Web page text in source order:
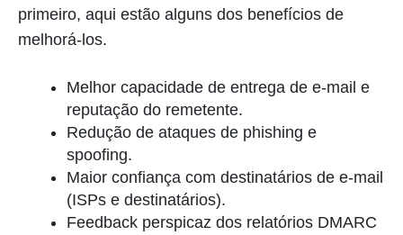
primeiro, aqui estão alguns dos benefícios de
melhorá-los.
Melhor capacidade de entrega de e-mail e
reputação do remetente.
Redução de ataques de phishing e
spoofing.
Maior confiança com destinatários de e-mail
(ISPs e destinatários).
Feedback perspicaz dos relatórios DMARC